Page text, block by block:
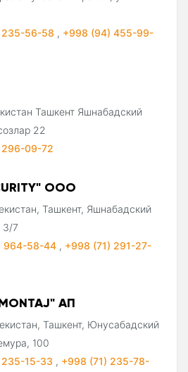
235-56-58 , +998 (94) 455-99-
Ташкент Яшнабадский
22
296-09-72
ООО
Ташкент, Яшнабадский
3/7
964-58-44 , +998 (71) 291-27-
АП
Ташкент, Юнусабадский
100
235-15-33 , +998 (71) 235-78-